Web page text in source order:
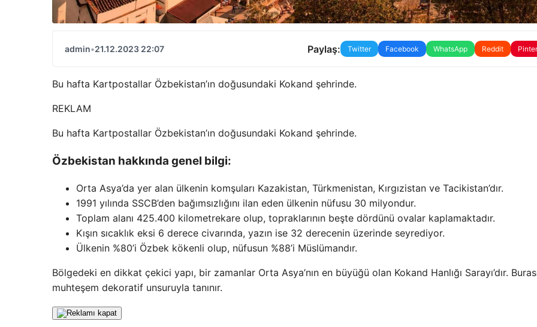
admin•21.12.2023 22:07 Paylaş: Twitter Facebook WhatsApp Reddit
Bu hafta Kartpostallar Özbekistan’ın doğusundaki Kokand şehrinde.
REKLAM
Bu hafta Kartpostallar Özbekistan’ın doğusundaki Kokand şehrinde.
Özbekistan hakkında genel bilgi:
Orta Asya’da yer alan ülkenin komşuları Kazakistan, Türkmenistan, Kırgızistan ve Tacikistan’dır.
1991 yılında SSCB’den bağımsızlığını ilan eden ülkenin nüfusu 30 milyondur.
Toplam alanı 425.400 kilometrekare olup, topraklarının beşte dördünü ovalar kaplamaktadır.
Kışın sıcaklık eksi 6 derece civarında, yazın ise 32 derecenin üzerinde seyrediyor.
Ülkenin %80’i Özbek kökenli olup, nüfusun %88’i Müslümandır.
Bölgedeki en dikkat çekici yapı, bir zamanlar Orta Asya’nın en büyüğü olan Kokand Hanlığı Sarayı’dır.
muhteşem dekoratif unsuruyla tanınır.